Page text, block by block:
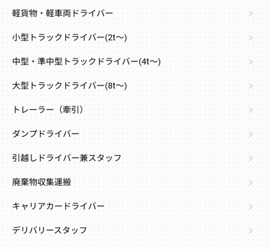
軽貨物・軽車両ドライバー
小型トラックドライバー(2t～)
中型・準中型トラックドライバー(4t～)
大型トラックドライバー(8t～)
トレーラー（牽引）
ダンプドライバー
引越しドライバー兼スタッフ
廃棄物収集運搬
キャリアカードライバー
デリバリースタッフ